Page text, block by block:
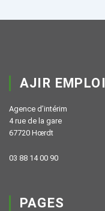
AJIR EMPLOI
Agence d’intérim
4 rue de la gare
67720 Hœrdt
03 88 14 00 90
PAGES